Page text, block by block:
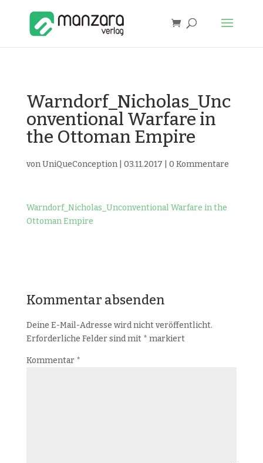
Warndorf_Nicholas_Unc
onventional Warfare in
the Ottoman Empire
vonUniQueConception| 03.11.2017 0 Kommentare
Warndorf_Nicholas_Unconventional Warfare in the
Ottoman Empire
Kommentar absenden
Deine E-Mail-Adresse wird nicht veröffentlicht.
Erforderliche Felder sind mit * markiert
Kommentar *